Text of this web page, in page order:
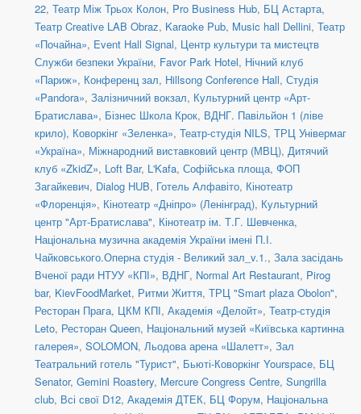
22, Театр Між Трьох Колон, Pro Business Hub, БЦ Астарта,
Театр Creative LAB Obraz, Karaoke Pub, Music hall Dellini, Театр
«Почайна», Event Hall Signal, Центр культури та мистецтв
Служби безпеки України, Favor Park Hotel, Нічний клуб
«Париж», Конференц зал, Hillsong Conference Hall, Студія
«Pandora», Залізничний вокзал, Культурний центр «Арт-
Братислава», Бізнес Школа Крок, ВДНГ. Павільйон 1 (ліве
крило), Коворкінг «Зеленка», Театр-студія NILS, ТРЦ Універмаг
«Україна», Міжнародний виставковий центр (МВЦ), Дитячий
клуб «ZkidZ», Loft Bar, L'Kafa, Софійська площа, ФОП
Загайкевич, Dialog HUB, Готель Алфавіто, Кінотеатр
«Флоренція», Кінотеатр «Дніпро» (Ленінград), Культурний
центр "Арт-Братислава", Кінотеатр ім. Т.Г. Шевченка,
Національна музична академія України імені П.І.
Чайковського.Оперна студія - Великий зал_v.1., Зала засідань
Вченої ради НТУУ «КПІ», ВДНГ, Normal Art Restaurant, Pirog
bar, KievFoodMarket, Ритми Життя, ТРЦ "Smart plaza Obolon",
Ресторан Прага, ЦКМ КПІ, Академія «Делойт», Театр-студія
Leto, Ресторан Queen, Національний музей «Київська картинна
галерея», SOLOMON, Льодова арена «Шалетт», Зал
Театральний готель "Турист", Бьюті-Коворкінг Yourspace, БЦ
Senator, Gemini Roastery, Mercure Congress Centre, Sungrilla
club, Всі свої D12, Академія ДТЕК, БЦ Форум, Національна